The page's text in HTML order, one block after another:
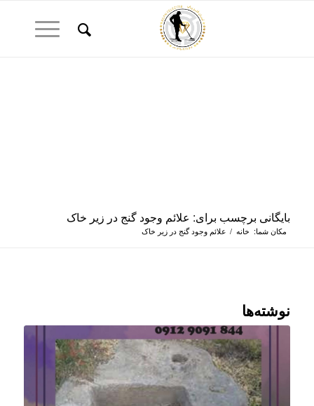
بایگانی برچسب برای: علائم وجود گنج در زیر خاک
مکان شما: خانه / علائم وجود گنج در زیر خاک
نوشته‌ها